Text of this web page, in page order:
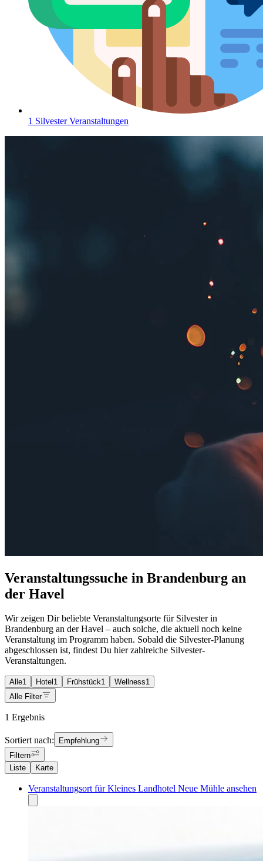
1 Silvester Veranstaltungen
Veranstaltungssuche in Brandenburg an
der Havel
Wir zeigen Dir beliebte Veranstaltungsorte für Silvester in
Brandenburg an der Havel – auch solche, die aktuell noch keine
Veranstaltung im Programm haben. Sobald die Silvester-Planung
abgeschlossen ist, findest Du hier zahlreiche Silvester-
Veranstaltungen.
Alle1 Hotel 1 Frühstück1 Wellness1
Alle Filter
1 Ergebnis
Sortiert nach:
Empfehlung
Filtern
Liste
Karte
Veranstaltungsort für Kleines Landhotel Neue Mühle ansehen